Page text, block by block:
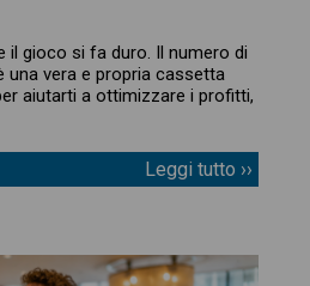
il gioco si fa duro. Il numero di
una vera e propria cassetta
aiutarti a ottimizzare i profitti,
Leggi tutto ››